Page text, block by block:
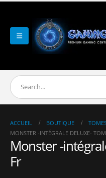
ACCUEIL BOUTIQUE
MONSTER -INTÉGRALE DELUXE-
Monster -
Fr